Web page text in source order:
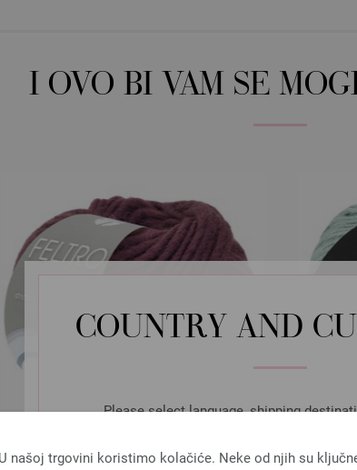
COUNTRY AND
Please select language, shipping
U našoj trgovini koristimo kolačiće. Neke od njih su
I OVO BI VAM SE
Lana Grossa